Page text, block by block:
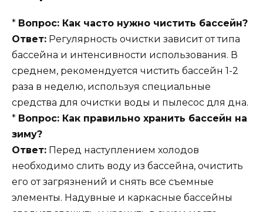
* Вопрос: Как часто нужно чистить бассейн?
Ответ: Регулярность очистки зависит от типа
бассейна и интенсивности использования. В
среднем, рекомендуется чистить бассейн 1-2
раза в неделю, используя специальные
средства для очистки воды и пылесос для дна.
* Вопрос: Как правильно хранить бассейн на
зиму?
Ответ: Перед наступлением холодов
необходимо слить воду из бассейна, очистить
его от загрязнений и снять все съемные
элементы. Надувные и каркасные бассейны